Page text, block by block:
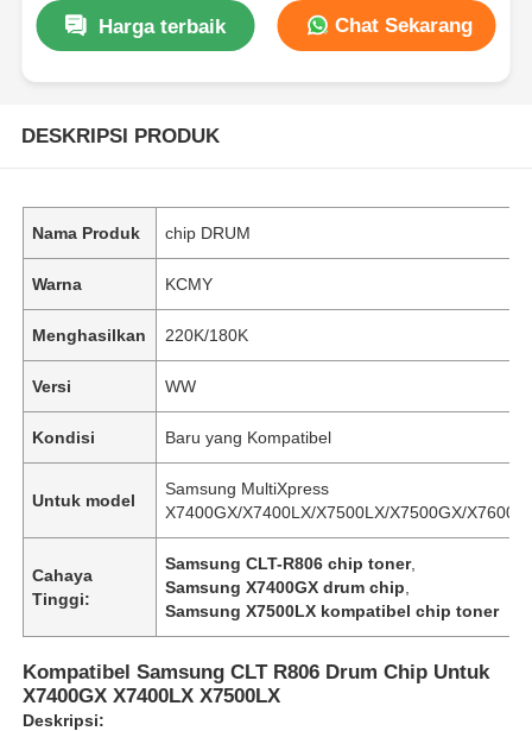
Harga terbaik Chat Sekarang
DESKRIPSI PRODUK
Nama Produk chip DRUM
Warna KCMY
Menghasilkan 220K/180K
Versi WW
Kondisi Baru yang Kompatibel
Untuk model
Samsung MultiXpress
X7400GX/X7400LX/X7500LX/X7500GX/
Cahaya
Tinggi:
Samsung CLT-R806 chip toner,
Samsung X7400GX drum chip
Samsung X7500LX kompatibel chip toner
Kompatibel Samsung CLT R806 Drum Chip Untuk
X7400GX X7400LX X7500LX
Deskripsi: